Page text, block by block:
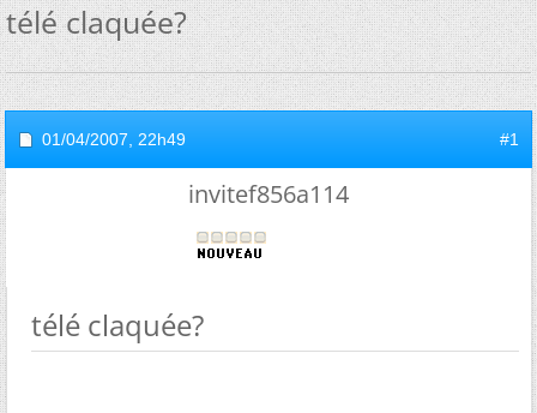
télé claquée?
01/04/2007, 22h49 #1
invitef856a114
télé claquée?